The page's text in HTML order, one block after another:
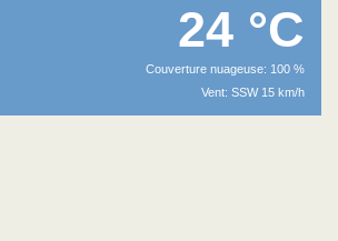
24 °C
Couverture nuageuse: 100 %
Vent: SSW 15 km/h